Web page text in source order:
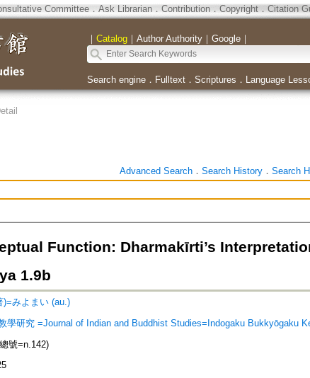
Committee． Ask Librarian． Contribution．Copyright．Citation
｜ Catalog｜ Author Authority｜ Google｜
Search engine． Fulltext． Scriptures ． Language
Advanced Search． Search History． Search
Function: Dharmakīrti’s
1.9b
)=みよまい (au.)
學研究 =Journal of Indian and Buddhist Studies=Indogaku Bukkyōgaku
號=n.142)